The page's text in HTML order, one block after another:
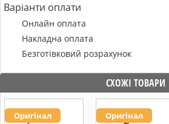
Варіанти оплати
Онлайн оплата
Накладна оплата
Безготівковий розрахунок
СХОЖІ ТОВАРИ
Оригінал Оригінал